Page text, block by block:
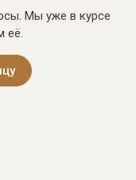
Мы уже в курсе
её.